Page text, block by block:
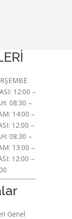
12:00 –
08:30 –
14:00 –
12:00 –
08:30 –
13:00 –
12:00 –
Genel